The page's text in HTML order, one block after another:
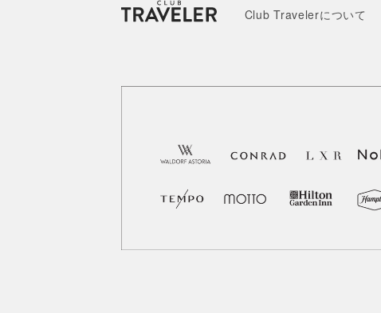
Club Travelerについて